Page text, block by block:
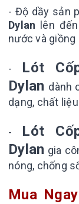
- Độ dầy sản
Dylan lên
nước và giồng
- Lót
Dylan dành
dạng, chất
- Lót
Dylan gia
nóng, chống
Mua